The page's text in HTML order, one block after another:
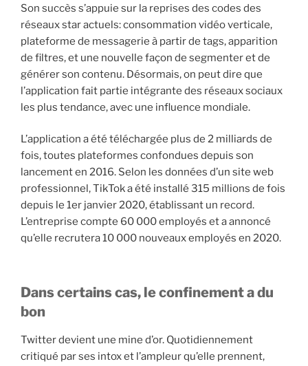
Son succès s’appuie sur la reprises des codes des
réseaux star actuels: consommation vidéo verticale,
plateforme de messagerie à partir de tags, apparition
de filtres, et une nouvelle façon de segmenter et de
générer son contenu. Désormais, on peut dire que
l’application fait partie intégrante des réseaux sociaux
les plus tendance, avec une influence mondiale.
L’application a été téléchargée plus de 2 milliards de
fois, toutes plateformes confondues depuis son
lancement en 2016. Selon les données d’un site web
professionnel, TikTok a été installé 315 millions de fois
depuis le 1er janvier 2020, établissant un record.
L’entreprise compte 60 000 employés et a annoncé
qu’elle recrutera 10 000 nouveaux employés en 2020.
Dans certains cas, le confinement a du
bon
Twitter devient une mine d’or. Quotidiennement
critiqué par ses intox et l’ampleur qu’elle prennent,